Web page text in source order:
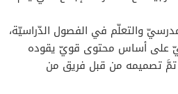
والتعلّم في الفصول الدّراسيّة،
على أساس محتوى قويّ يقوده
تمَّ تصميمه من قبل فريق من